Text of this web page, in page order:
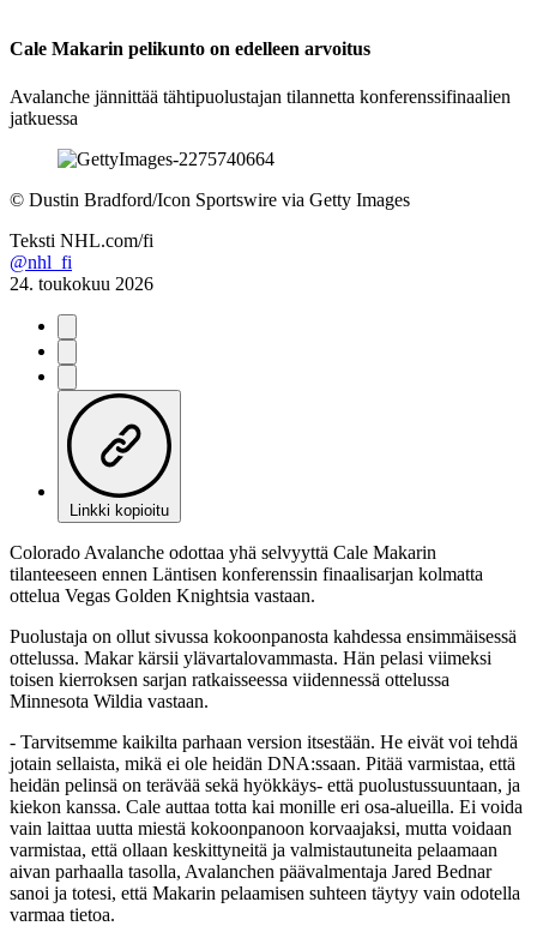
Cale Makarin pelikunto on edelleen arvoitus
Avalanche jännittää tähtipuolustajan tilannetta konferenssifinaalien
jatkuessa
© Dustin Bradford/Icon Sportswire via Getty Images
Teksti NHL.com/fi
@nhl_fi
24. toukokuu 2026
Linkki kopioitu
Colorado Avalanche odottaa yhä selvyyttä Cale Makarin
tilanteeseen ennen Läntisen konferenssin finaalisarjan kolmatta
ottelua Vegas Golden Knightsia vastaan.
Puolustaja on ollut sivussa kokoonpanosta kahdessa ensimmäisessä
ottelussa. Makar kärsii ylävartalovammasta. Hän pelasi viimeksi
toisen kierroksen sarjan ratkaisseessa viidennessä ottelussa
Minnesota Wildia vastaan.
- Tarvitsemme kaikilta parhaan version itsestään. He eivät voi tehdä
jotain sellaista, mikä ei ole heidän DNA:ssaan. Pitää varmistaa, että
heidän pelinsä on terävää sekä hyökkäys- että puolustussuuntaan, ja
kiekon kanssa. Cale auttaa totta kai monille eri osa-alueilla. Ei voida
vain laittaa uutta miestä kokoonpanoon korvaajaksi, mutta voidaan
varmistaa, että ollaan keskittyneitä ja valmistautuneita pelaamaan
aivan parhaalla tasolla, Avalanchen päävalmentaja Jared Bednar
sanoi ja totesi, että Makarin pelaamisen suhteen täytyy vain odotella
varmaa tietoa.